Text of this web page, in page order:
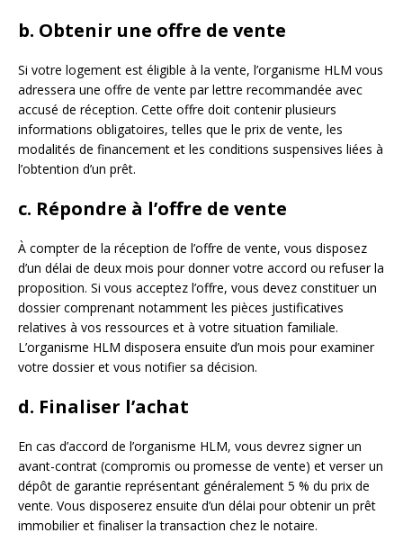
b. Obtenir une offre de vente
Si votre logement est éligible à la vente, l’organisme HLM vous
adressera une offre de vente par lettre recommandée avec
accusé de réception. Cette offre doit contenir plusieurs
informations obligatoires, telles que le prix de vente, les
modalités de financement et les conditions suspensives liées à
l’obtention d’un prêt.
c. Répondre à l’offre de vente
À compter de la réception de l’offre de vente, vous disposez
d’un délai de deux mois pour donner votre accord ou refuser la
proposition. Si vous acceptez l’offre, vous devez constituer un
dossier comprenant notamment les pièces justificatives
relatives à vos ressources et à votre situation familiale.
L’organisme HLM disposera ensuite d’un mois pour examiner
votre dossier et vous notifier sa décision.
d. Finaliser l’achat
En cas d’accord de l’organisme HLM, vous devrez signer un
avant-contrat (compromis ou promesse de vente) et verser un
dépôt de garantie représentant généralement 5 % du prix de
vente. Vous disposerez ensuite d’un délai pour obtenir un prêt
immobilier et finaliser la transaction chez le notaire.